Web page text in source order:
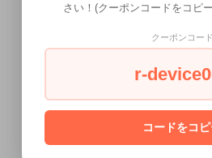
配送について
ワークステーション本体
液晶ディスプレイ
会社概要
PC本体
さい！(クーポンコードをコピ
クーポンコード
r-
コードをコ